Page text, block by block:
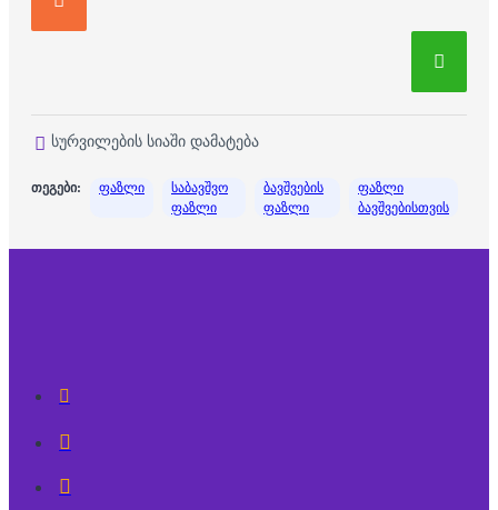
სურვილების სიაში დამატება
თეგები: ფაზლი
საბავშვო
ფაზლი
ბავშვების
ფაზლი
ფაზლი
ბავშვებისთვის